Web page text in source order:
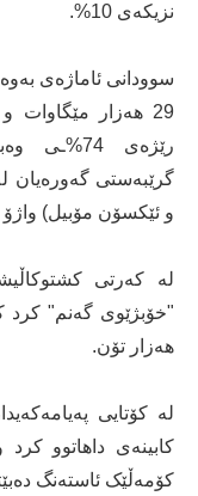
نزیکەی 10%.
سوودانی ئاماژەی
29 هەزار
رێژەی
و ئێکسۆن مۆبیل)
لە کەرتی
هەزار تۆن.
لە کۆتایی
کابینەی داهاتوو
کۆمەڵێک ئاستەنگ